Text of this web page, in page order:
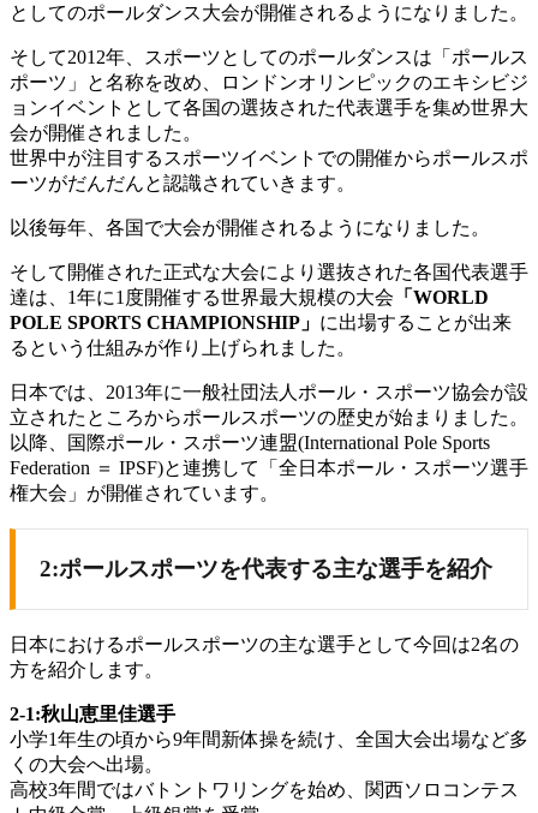
としてのポールダンス大会が開催されるようになりました。
そして2012年、スポーツとしてのポールダンスは「ポールス
ポーツ」と名称を改め、ロンドンオリンピックのエキシビジ
ョンイベントとして各国の選抜された代表選手を集め世界大
会が開催されました。
世界中が注目するスポーツイベントでの開催からポールスポ
ーツがだんだんと認識されていきます。
以後毎年、各国で大会が開催されるようになりました。
そして開催された正式な大会により選抜された各国代表選手
達は、1年に1度開催する世界最大規模の大会 「WORLD
POLE SPORTS CHAMPIONSHIP」 に出場することが出来
るという仕組みが作り上げられました。
日本では、2013年に一般社団法人ポール・スポーツ協会が設
立されたところからポールスポーツの歴史が始まりました。
以降、国際ポール・スポーツ連盟(International Pole Sports
Federation ＝ IPSF)と連携して「全日本ポール・スポーツ選手
権大会」が開催されています。
2:ポールスポーツを代表する主な選手を紹介
日本におけるポールスポーツの主な選手として今回は2名の
方を紹介します。
2-1:秋山恵里佳選手
小学1年生の頃から9年間新体操を続け、全国大会出場など多
くの大会へ出場。
高校3年間ではバトントワリングを始め、関西ソロコンテス